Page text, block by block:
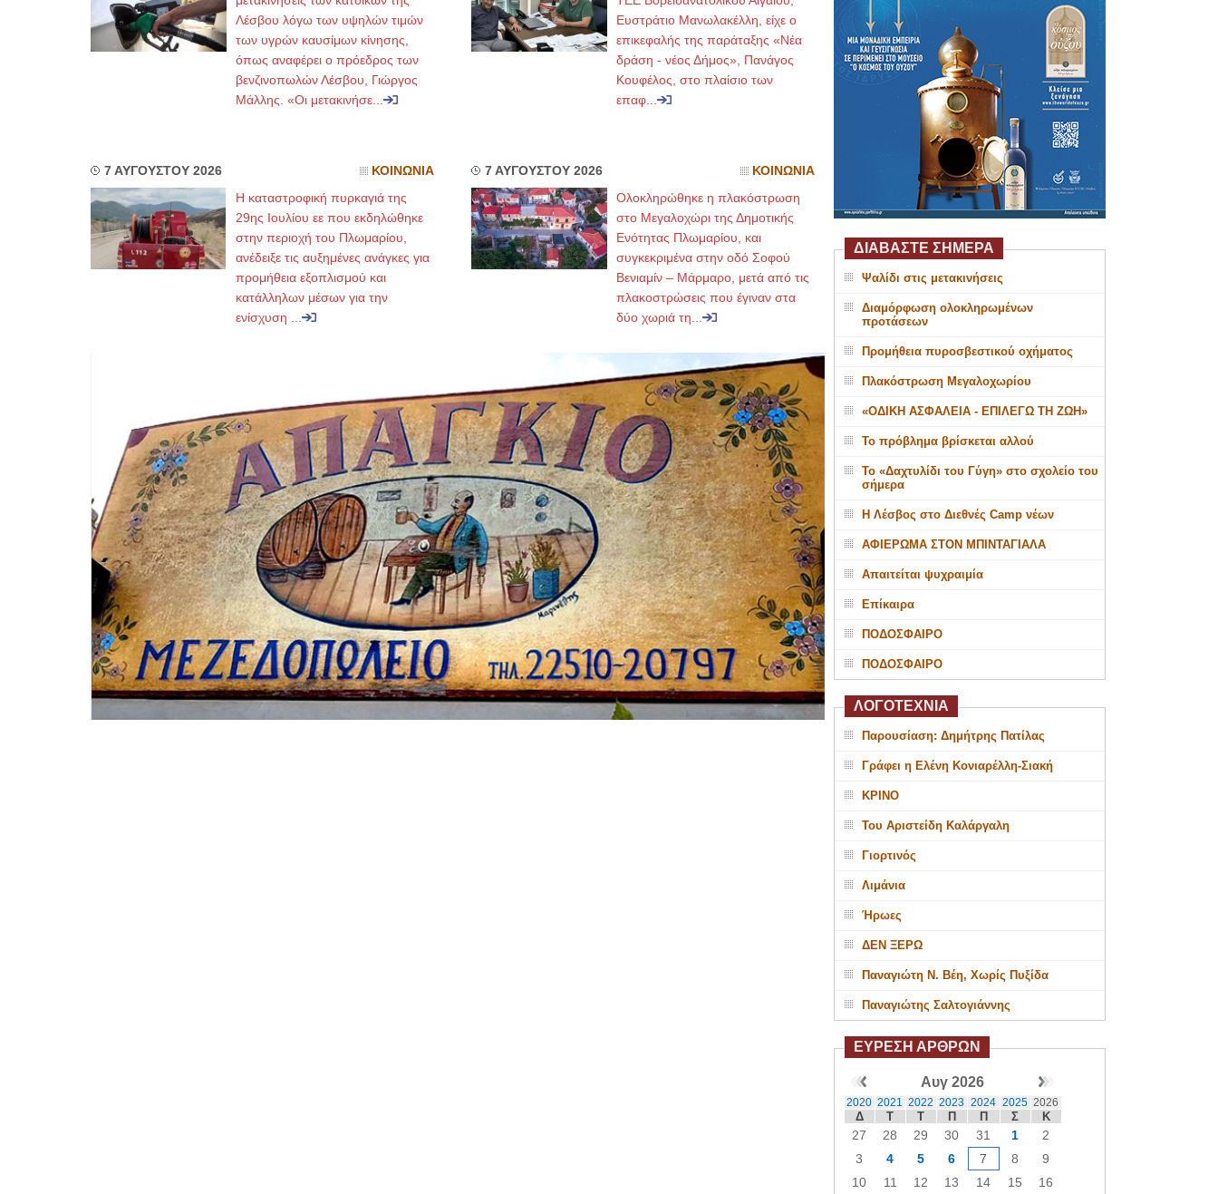
Λέσβου λόγω των υψηλών τιμών
των υγρών καυσίμων κίνησης,
όπως αναφέρει ο πρόεδρος των
βενζινοπωλών Λέσβου, Γιώργος
Μάλλης. «Οι μετακινήσε...
Ευστράτιο Μανωλακέλλη, είχε ο
επικεφαλής της παράταξης «Νέα
δράση - νέος Δήμος», Πανάγος
Κουφέλος, στο πλαίσιο των
επαφ...
7 ΑΥΓΟΥΣΤΟΥ 2026 ΚΟΙΝΩΝΙΑ
Η καταστροφική πυρκαγιά της
29ης Ιουλίου εε που εκδηλώθηκε
στην περιοχή του Πλωμαρίου,
ανέδειξε τις αυξημένες ανάγκες για
προμήθεια εξοπλισμού και
κατάλληλων μέσων για την
ενίσχυση ...
7 ΑΥΓΟΥΣΤΟΥ 2026 ΚΟΙΝΩΝΙΑ
Ολοκληρώθηκε η πλακόστρωση
στο Μεγαλοχώρι της Δημοτικής
Ενότητας Πλωμαρίου, και
συγκεκριμένα στην οδό Σοφού
Βενιαμίν – Μάρμαρο, μετά από τις
πλακοστρώσεις που έγιναν στα
δύο χωριά τη...
ΔΙΑΒΑΣΤΕ ΣΗΜΕΡΑ
Ψαλίδι στις μετακινήσεις
Διαμόρφωση ολοκληρωμένων
προτάσεων
Προμήθεια πυροσβεστικού οχήματος
Πλακόστρωση Μεγαλοχωρίου
«ΟΔΙΚΗ ΑΣΦΑΛΕΙΑ - ΕΠΙΛΕΓΩ ΤΗ ΖΩΗ»
Το πρόβλημα βρίσκεται αλλού
Το «Δαχτυλίδι του Γύγη» στο σχολείο του
σήμερα
Η Λέσβος στο Διεθνές Camp νέων
ΑΦΙΕΡΩΜΑ ΣΤΟΝ ΜΠΙΝΤΑΓΙΑΛΑ
Απαιτείται ψυχραιμία
Επίκαιρα
ΠΟΔΟΣΦΑΙΡΟ
ΠΟΔΟΣΦΑΙΡΟ
ΛΟΓΟΤΕΧΝΙΑ
Παρουσίαση: Δημήτρης Πατίλας
Γράφει η Ελένη Κονιαρέλλη-Σιακή
ΚΡΙΝΟ
Του Αριστείδη Καλάργαλη
Γιορτινός
Λιμάνια
Ήρωες
ΔΕΝ ΞΕΡΩ
Παναγιώτη Ν. Βέη, Χωρίς Πυξίδα
Παναγιώτης Σαλτογιάννης
ΕΥΡΕΣΗ ΑΡΘΡΩΝ
Αυγ 2026
2020 2021 2022 2023 2024 2025 2026
Δ Τ Τ Π Π Σ Κ
27 28 29 30 31 1
2
3
4 5 6 7 8
9
10
11 12 13 14 15
16